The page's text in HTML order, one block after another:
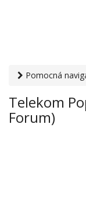
Pomocná
› Telekom
Telekom
Forum)